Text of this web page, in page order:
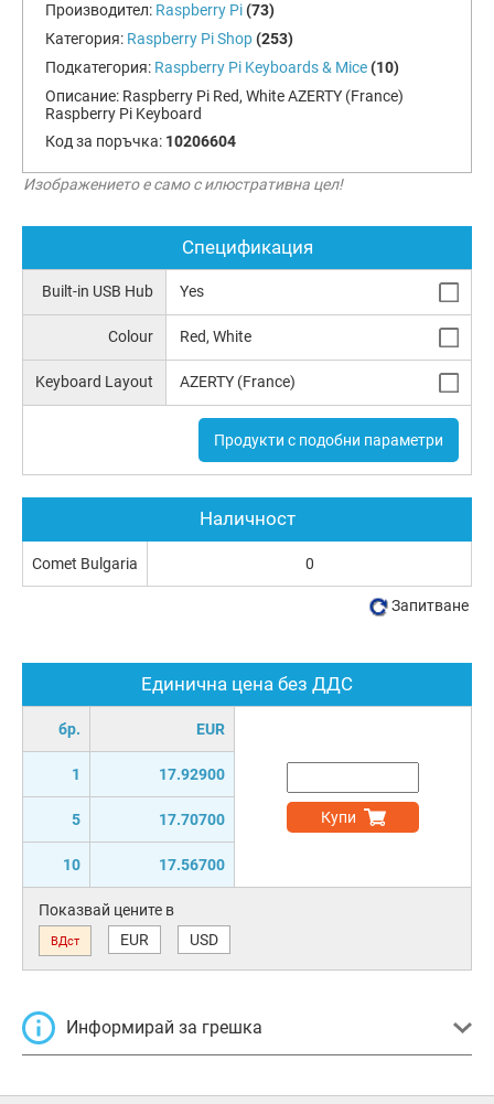
Производител: Raspberry Pi (73)
Категория: Raspberry Pi Shop (253)
Подкатегория: Raspberry Pi Keyboards & Mice (10)
Описание: Raspberry Pi Red, White AZERTY (France)
Raspberry Pi Keyboard
Код за поръчка: 10206604
Изображението е само с илюстративна цел!
Спецификация
Built-in USB Hub Yes
Colour Red, White
Keyboard Layout AZERTY (France)
Продукти с подобни параметри
Единична цена без ДДС
бр. EUR
1 17.92900
5 17.70700
10 17.56700
Купи
Показвай цените в
ВДст EUR USD
Информирай за грешка
Наличност
Comet Bulgaria 0
Запитване